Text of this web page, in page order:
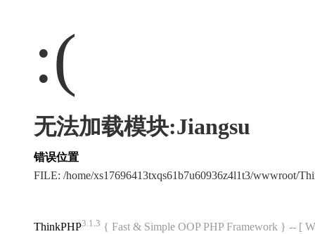
:(
无法加载模块:Jiangsu
错误位置
FILE: /home/xs17696413txqs61b7u60936z4l1t3/wwwroot/
ThinkPHP3.1.3 { Fast & Simple OOP PHP Framework } -- [